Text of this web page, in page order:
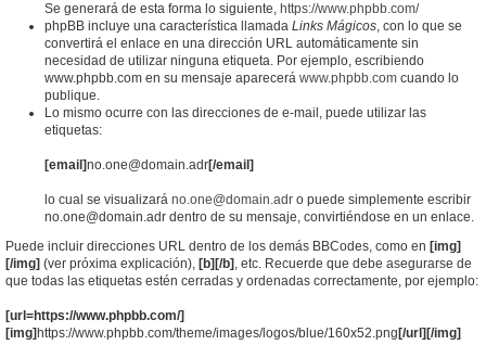
Se generará de esta forma lo siguiente, https://www.phpbb.com/
phpBB incluye una característica llamada Links Mágicos, con lo que se
convertirá el enlace en una dirección URL automáticamente sin
necesidad de utilizar ninguna etiqueta. Por ejemplo, escribiendo
www.phpbb.com en su mensaje aparecerá www.phpbb.com cuando lo
publique.
Lo mismo ocurre con las direcciones de e-mail, puede utilizar las
etiquetas:
[email]no.one@domain.adr[/email]
lo cual se visualizará no.one@domain.adr o puede simplemente escribir
no.one@domain.adr dentro de su mensaje, convirtiéndose en un enlace.
Puede incluir direcciones URL dentro de los demás BBCodes, como en [img]
[/img] (ver próxima explicación), [b][/b] , etc. Recuerde que debe asegurarse de
que todas las etiquetas estén cerradas y ordenadas correctamente, por ejemplo:
[url=https://www.phpbb.com/]
[img] https://www.phpbb.com/theme/images/logos/blue/160x52.png [/url][/img]